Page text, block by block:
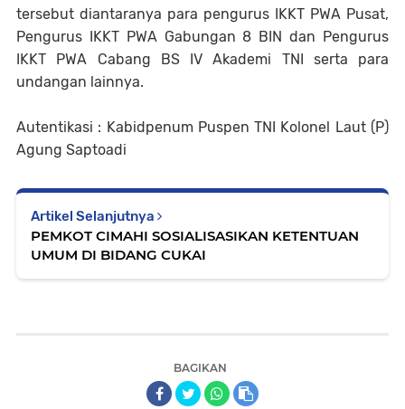
tersebut diantaranya para pengurus IKKT PWA Pusat,
Pengurus IKKT PWA Gabungan 8 BIN dan Pengurus
IKKT PWA Cabang BS IV Akademi TNI serta para
undangan lainnya.
Autentikasi : Kabidpenum Puspen TNI Kolonel Laut (P)
Agung Saptoadi
Artikel Selanjutnya
PEMKOT CIMAHI SOSIALISASIKAN KETENTUAN
UMUM DI BIDANG CUKAI
BAGIKAN